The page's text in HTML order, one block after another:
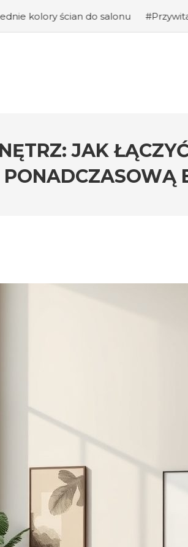
do salonu #Przywitanie gości: jak
JAK